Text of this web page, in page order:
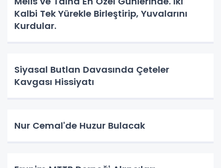
Kalbi Tek Yürekle Birleştirip, Yuvalarını
Kurdular.
Siyasal Butlan Davasında Çeteler
Kavgası Hissiyatı
Nur Cemal'de Huzur Bulacak